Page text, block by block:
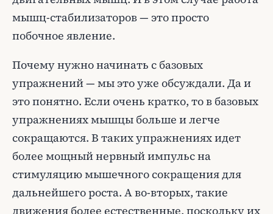
мышц-стабилизаторов — это просто
побочное явление.
Почему нужно начинать с базовых
упражнений — мы это уже обсуждали. Да и
это понятно. Если очень кратко, то в базовых
упражнениях мышцы больше и легче
сокращаются. В таких упражнениях идет
более мощный нервный импульс на
стимуляцию мышечного сокращения для
дальнейшего роста. А во-вторых, такие
движения более естественные, поскольку их